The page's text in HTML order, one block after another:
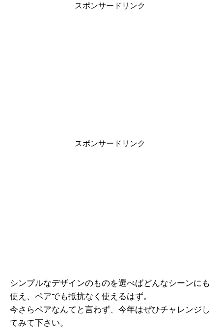
スポンサードリンク
スポンサードリンク
シンプルなデザインのものを選べばどんなシーンにも
使え、ペアでも抵抗なく使えるはず。
今さらペアなんてと言わず、今年はぜひチャレンジし
てみて下さい。